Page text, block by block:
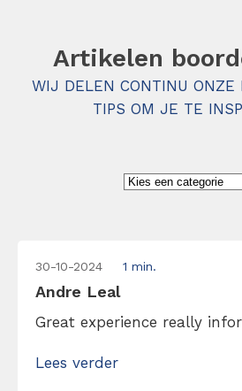
Artikelen
WIJ DELEN CONTINU ONZE
TIPS OM JE TE
30-10-2024 1 min.
Andre Leal
Great experience really
Lees verder